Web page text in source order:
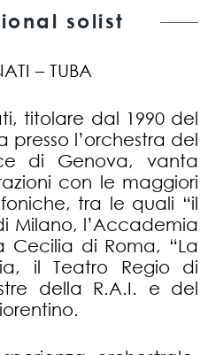
solist
– TUBA
titolare dal 1990 del
presso l’orchestra del
di Genova, vanta
con le maggiori
tra le quali “il
Milano, l’Accademia
Cecilia di Roma, “La
il Teatro Regio di
della R.A.I. e del